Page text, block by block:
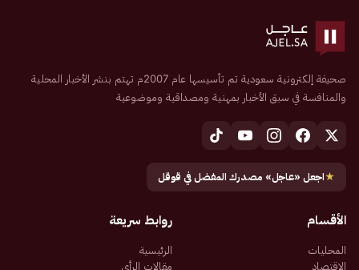
صحيفة إلكترونية سعودية تم تأسيسها عام 2007م تهتم بنشر الأخبار المحلية
والمنافسة في سبق الأخبار بمهنية ومصداقية وموضوعية
★اجعل «عاجل» مصدرك المفضل في قوقل
الأقسام
المحليات
الاقتصاد
روابط سريعة
الرئيسية
مقالات الرأي